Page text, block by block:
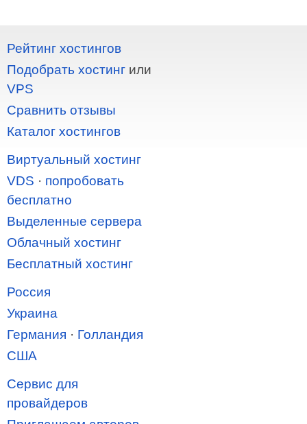
Рейтинг хостингов
Подобрать хостинг или
VPS
Сравнить отзывы
Каталог хостингов
Виртуальный хостинг
VDS · попробовать
бесплатно
Выделенные сервера
Облачный хостинг
Бесплатный хостинг
Россия
Украина
Германия · Голландия
США
Сервис для
провайдеров